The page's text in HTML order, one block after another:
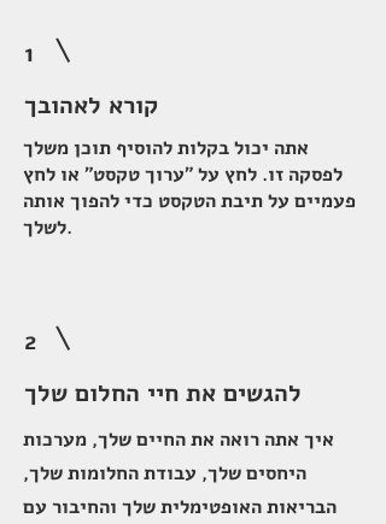
1
קורא לאהובך
אתה יכול בקלות להוסיף תוכן משלך
לפסקה זו. לחץ על "ערוך טקסט" או לחץ
פעמיים על תיבת הטקסט כדי להפוך אותה
לשלך.
2
איך אתה רואה את החיים שלך, מערכות
היחסים שלך, עבודת החלומות שלך,
הבריאות האופטימלית שלך והחיבור עם